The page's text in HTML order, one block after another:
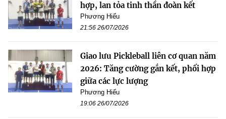
hợp, lan tỏa tinh thần đoàn kết
Phương Hiếu
21:56 26/07/2026
Giao lưu Pickleball liên cơ quan năm
2026: Tăng cường gắn kết, phối hợp
giữa các lực lượng
Phương Hiếu
19:06 26/07/2026